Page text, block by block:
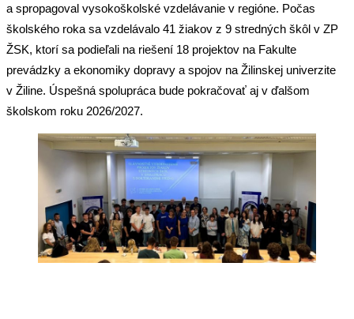
a spropagoval vysokoškolské vzdelávanie v regióne. Počas
školského roka sa vzdelávalo 41 žiakov z 9 stredných škôl v ZP
ŽSK, ktorí sa podieľali na riešení 18 projektov na Fakulte
prevádzky a ekonomiky dopravy a spojov na Žilinskej univerzite
v Žiline. Úspešná spolupráca bude pokračovať aj v ďalšom
školskom roku 2026/2027.